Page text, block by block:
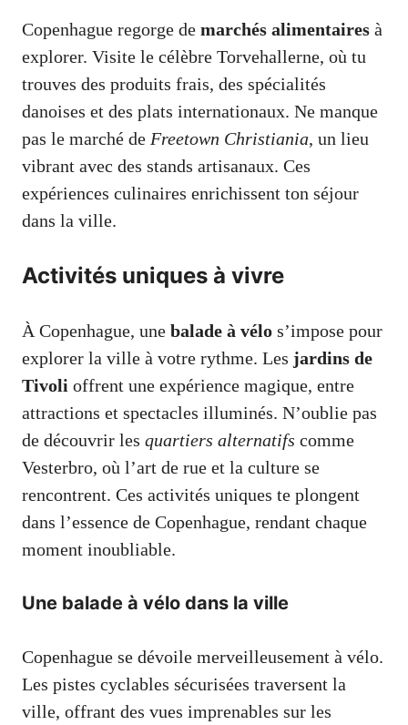
Copenhague regorge de marchés alimentaires à
explorer. Visite le célèbre Torvehallerne, où tu
trouves des produits frais, des spécialités
danoises et des plats internationaux. Ne manque
pas le marché de Freetown Christiania, un lieu
vibrant avec des stands artisanaux. Ces
expériences culinaires enrichissent ton séjour
dans la ville.
Activités uniques à vivre
À Copenhague, une balade à vélo s’impose pour
explorer la ville à votre rythme. Les jardins de
Tivoli offrent une expérience magique, entre
attractions et spectacles illuminés. N’oublie pas
de découvrir les quartiers alternatifs comme
Vesterbro, où l’art de rue et la culture se
rencontrent. Ces activités uniques te plongent
dans l’essence de Copenhague, rendant chaque
moment inoubliable.
Une balade à vélo dans la ville
Copenhague se dévoile merveilleusement à vélo.
Les pistes cyclables sécurisées traversent la
ville, offrant des vues imprenables sur les